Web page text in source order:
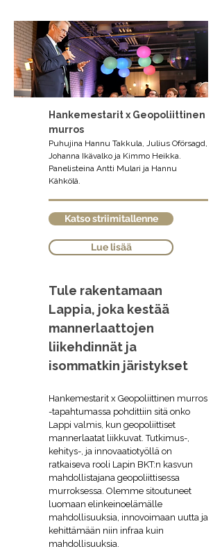
Hankemestarit x Geopoliittinen
murros
Puhujina Hannu Takkula, Julius Oförsagd,
Johanna Ikävalko ja Kimmo Heikka.
Panelisteina Antti Mulari ja Hannu
Kähkölä.
Katso striimitallenne
Lue lisää
Tule rakentamaan
Lappia, joka kestää
mannerlaattojen
liikehdinnät ja
isommatkin järistykset
Hankemestarit x Geopoliittinen murros
-tapahtumassa pohdittiin sitä onko
Lappi valmis, kun geopoliittiset
mannerlaatat liikkuvat. Tutkimus-,
kehitys-, ja innovaatiotyöllä on
ratkaiseva rooli Lapin BKT:n kasvun
mahdollistajana geopoliittisessa
murroksessa. Olemme sitoutuneet
luomaan elinkeinoelämälle
mahdollisuuksia, innovoimaan uutta ja
kehittämään niin infraa kuin
mahdollisuuksia.